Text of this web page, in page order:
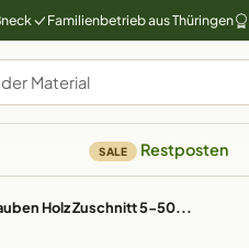
Familienbetrieb aus Thüringen
SALE Restposten
Holz Zuschnitt 5-50...